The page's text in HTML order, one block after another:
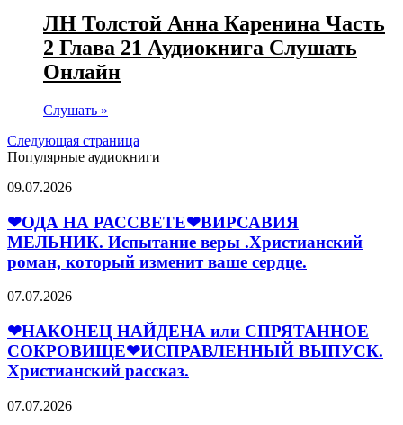
ЛН Толстой Анна Каренина Часть
2 Глава 21 Аудиокнига Слушать
Онлайн
Слушать »
Следующая страница
Популярные аудиокниги
❤
НА
РАССВЕТЕ
❤
ВИРСАВИЯ
Испытание
.Христианский
роман,
который
изменит
ваше
сердце.
09.07.2026
❤ОДА НА РАССВЕТЕ❤ВИРСАВИЯ
МЕЛЬНИК. Испытание веры .Христианский
роман, который изменит ваше сердце.
❤
НАЙДЕНА
или
СПРЯТАННОЕ
СОКРОВИЩЕ
ИСПРАВЛЕННЫЙ
07.07.2026
❤НАКОНЕЦ НАЙДЕНА или СПРЯТАННОЕ
СОКРОВИЩЕ❤ИСПРАВЛЕННЫЙ ВЫПУСК.
Христианский рассказ.
ВПЕРВЫЕ
07.07.2026